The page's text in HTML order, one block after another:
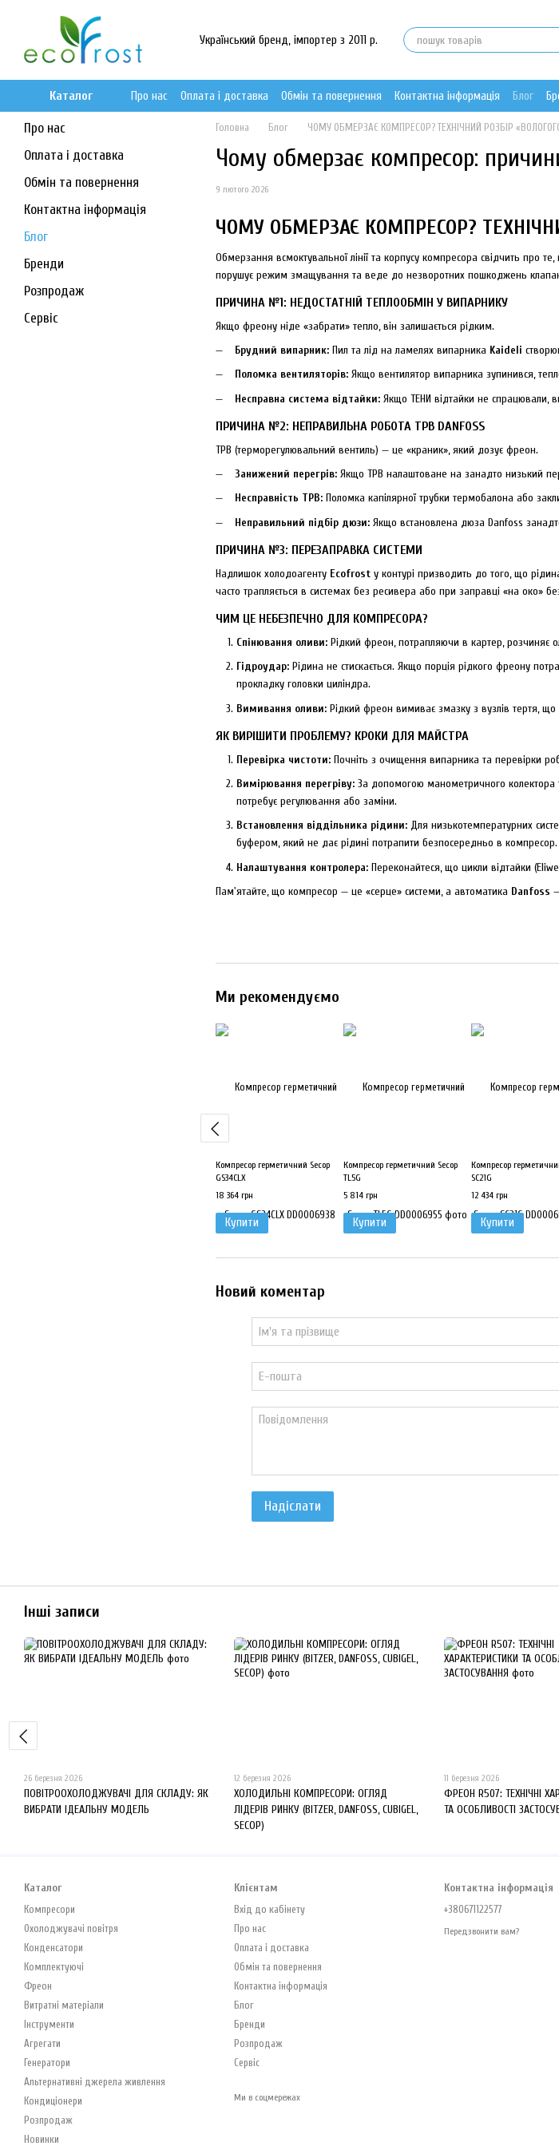
Український бренд, імпортер з 2011 р.
Каталог Про нас Оплата і доставка Обмін та повернення Контактна інформація Блог
Головна Блог ЧОМУ ОБМЕРЗАЄ КОМПРЕСОР? ТЕХНІЧНИЙ РОЗБІР
Чому обмерзає компресор:
9 лютого 2026
ЧОМУ ОБМЕРЗАЄ КОМПРЕСОР?
Обмерзання всмоктувальної лінії та корпусу компресора свідчить про
порушує режим змащування та веде до незворотних пошкоджень
ПРИЧИНА №1: НЕДОСТАТНІЙ ТЕПЛООБМІН У ВИПАРНИКУ
Якщо фреону ніде «забрати» тепло, він залишається рідким.
Брудний випарник: Пил та лід на ламелях випарника Kaideli
Поломка вентиляторів: Якщо вентилятор випарника зупинився,
Несправна система відтайки: Якщо ТЕНИ відтайки не спрацювали,
ПРИЧИНА №2: НЕПРАВИЛЬНА РОБОТА ТРВ DANFOSS
ТРВ (терморегулювальний вентиль) — це «краник», який дозує фреон.
Занижений перегрів: Якщо ТРВ налаштоване на занадто низький
Несправність ТРВ: Поломка капілярної трубки термобалона або
Неправильний підбір дюзи: Якщо встановлена дюза Danfoss
ПРИЧИНА №3: ПЕРЕЗАПРАВКА СИСТЕМИ
Надлишок холодоагенту Ecofrost у контурі призводить до того, що
часто трапляється в системах без ресивера або при заправці «на око»
ЧИМ ЦЕ НЕБЕЗПЕЧНО ДЛЯ КОМПРЕСОРА?
Спінювання оливи: Рідкий фреон, потрапляючи в картер, розчиняє
Гідроудар: Рідина не стискається. Якщо порція рідкого фреону
прокладку головки циліндра.
Вимивання оливи: Рідкий фреон вимиває змазку з вузлів тертя,
ЯК ВИРІШИТИ ПРОБЛЕМУ? КРОКИ ДЛЯ МАЙСТРА
Перевірка чистоти: Почніть з очищення випарника та перевірки
Вимірювання перегріву: За допомогою манометричного колектора
потребує регулювання або заміни.
Встановлення віддільника рідини: Для низькотемпературних
буфером, який не дає рідині потрапити безпосередньо в компресор.
Налаштування контролера: Переконайтеся, що цикли відтайки
Пам'ятайте, що компресор — це «серце» системи, а автоматика Danfoss
Ми рекомендуємо
Компресор герметичний Secop
GS34CLX
18 364 грн
Купити
Компресор герметичний Secop
TL5G
5 814 грн
Купити
Компресор
SC21G
12 434 грн
Купити
Новий коментар
Надіслати
Про нас
Оплата і доставка
Обмін та повернення
Контактна інформація
Блог
Бренди
Розпродаж
Сервіс
Інші записи
26 березня 2026
ПОВІТРООХОЛОДЖУВАЧІ ДЛЯ СКЛАДУ: ЯК
ВИБРАТИ ІДЕАЛЬНУ МОДЕЛЬ
12 березня 2026
ХОЛОДИЛЬНІ КОМПРЕСОРИ: ОГЛЯД
ЛІДЕРІВ РИНКУ (BITZER, DANFOSS, CUBIGEL,
SECOP)
11 березня 2026
ФРЕОН R507: ТЕХНІЧНІ
ТА ОСОБЛИВОСТІ
Каталог
Компресори
Охолоджувачі повітря
Конденсатори
Комплектуючі
Фреон
Витратні матеріали
Інструменти
Агрегати
Генератори
Альтернативні джерела живлення
Кондиціонери
Розпродаж
Новинки
Клієнтам
Вхід до кабінету
Про нас
Оплата і доставка
Обмін та повернення
Контактна інформація
Блог
Бренди
Розпродаж
Сервіс
Ми в соцмережах
Контактна інформація
+380671122577
Передзвонити вам?